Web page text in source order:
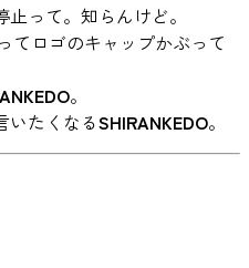
って。知らんけど。
ってロゴのキャップかぶって
。
いたくなるSHIRANKEDO。